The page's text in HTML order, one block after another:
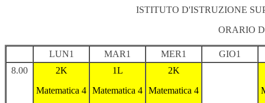
ISTITUTO D'ISTRUZIONE
ORARIO
LUN1 MAR1 MER1
GIO1
8.00
2K
Matematica 4
1L
Matematica 4
2K
Matematica 4